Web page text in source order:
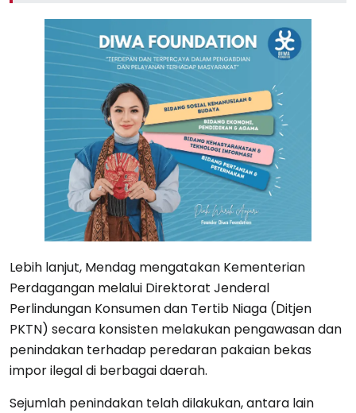
Lebih lanjut, Mendag mengatakan Kementerian
Perdagangan melalui Direktorat Jenderal
Perlindungan Konsumen dan Tertib Niaga (Ditjen
PKTN) secara konsisten melakukan pengawasan dan
penindakan terhadap peredaran pakaian bekas
impor ilegal di berbagai daerah.
Sejumlah penindakan telah dilakukan, antara lain